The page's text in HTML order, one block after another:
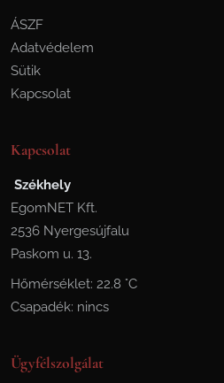
ÁSZF
Adatvédelem
Sütik
Kapcsolat
Kapcsolat
Székhely
EgomNET Kft.
2536 Nyergesújfalu
Paskom u. 13.
Hőmérséklet: 22.8 °C
Csapadék: nincs
Ügyfélszolgálat